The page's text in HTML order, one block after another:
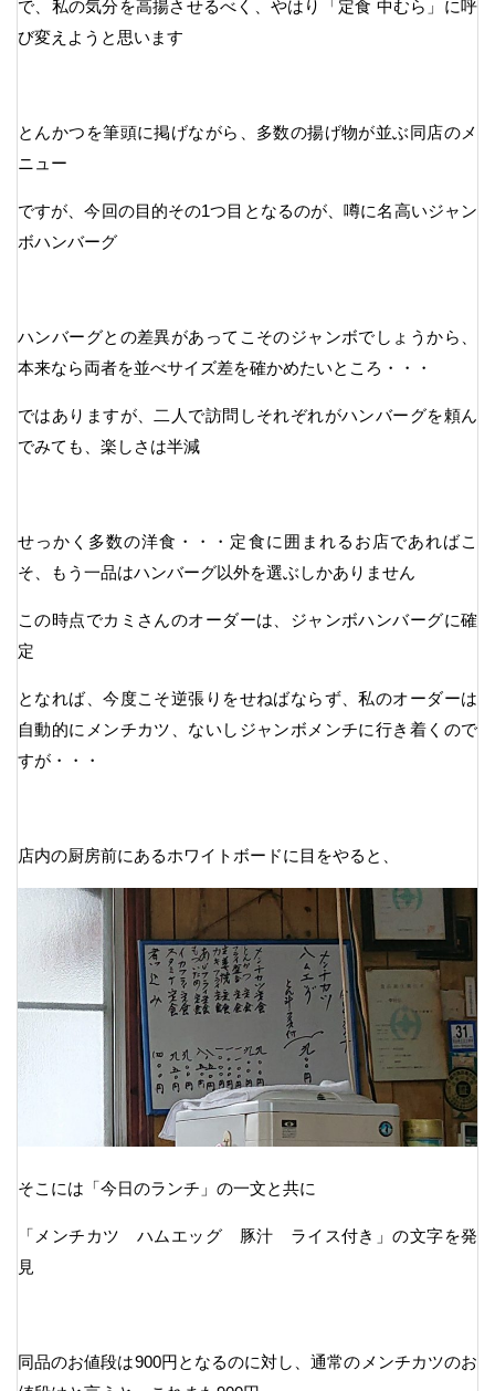
で、私の気分を高揚させるべく、やはり「定食 中むら」に呼
び変えようと思います
とんかつを筆頭に掲げながら、多数の揚げ物が並ぶ同店のメ
ニュー
ですが、今回の目的その1つ目となるのが、噂に名高いジャン
ボハンバーグ
ハンバーグとの差異があってこそのジャンボでしょうから、
本来なら両者を並べサイズ差を確かめたいところ・・・
ではありますが、二人で訪問しそれぞれがハンバーグを頼ん
でみても、楽しさは半減
せっかく多数の洋食・・・定食に囲まれるお店であればこ
そ、もう一品はハンバーグ以外を選ぶしかありません
この時点でカミさんのオーダーは、ジャンボハンバーグに確
定
となれば、今度こそ逆張りをせねばならず、私のオーダーは
自動的にメンチカツ、ないしジャンボメンチに行き着くので
すが・・・
店内の厨房前にあるホワイトボードに目をやると、
そこには「今日のランチ」の一文と共に
「メンチカツ ハムエッグ 豚汁 ライス付き」の文字を発
見
同品のお値段は900円となるのに対し、通常のメンチカツのお